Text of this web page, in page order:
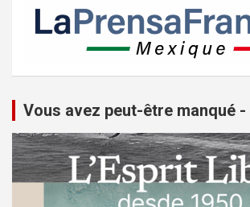
Vous avez peut-être manqué